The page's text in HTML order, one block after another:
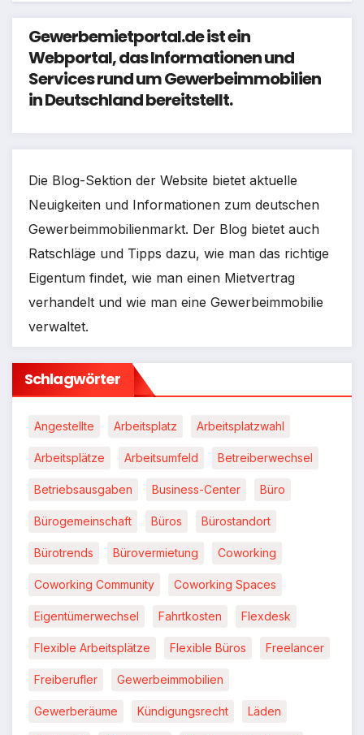
Gewerbemietportal.de ist ein
Webportal, das Informationen und
Services rund um Gewerbeimmobilien
in Deutschland bereitstellt.
Die Blog-Sektion der Website bietet aktuelle
Neuigkeiten und Informationen zum deutschen
Gewerbeimmobilienmarkt. Der Blog bietet auch
Ratschläge und Tipps dazu, wie man das richtige
Eigentum findet, wie man einen Mietvertrag
verhandelt und wie man eine Gewerbeimmobilie
verwaltet.
Schlagwörter
Angestellte Arbeitsplatz Arbeitsplatzwahl
Arbeitsplätze Arbeitsumfeld Betreiberwechsel
Betriebsausgaben Business-Center Büro
Bürogemeinschaft Büros Bürostandort
Bürotrends Bürovermietung Coworking
Coworking Community Coworking Spaces
Eigentümerwechsel Fahrtkosten Flexdesk
Flexible Arbeitsplätze Flexible Büros Freelancer
Freiberufler Gewerbeimmobilien
Gewerberäume Kündigungsrecht Läden